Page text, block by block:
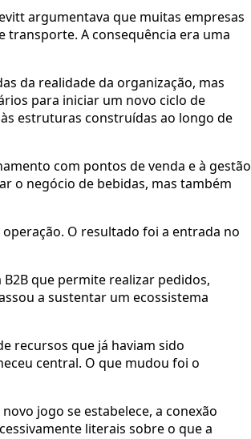
argumentava que muitas empresas
A consequência era uma
da realidade da organização, mas
para iniciar um novo ciclo de
estruturas construídas ao longo de
com pontos de venda e à gestão
o negócio de bebidas, mas também
O resultado foi a entrada no
que permite realizar pedidos,
a sustentar um ecossistema
recursos que já haviam sido
central. O que mudou foi o
jogo se estabelece, a conexão
literais sobre o que a